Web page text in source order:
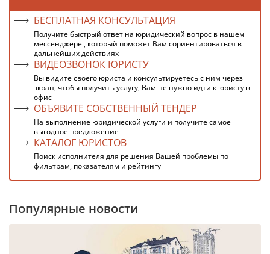
БЕСПЛАТНАЯ КОНСУЛЬТАЦИЯ
Получите быстрый ответ на юридический вопрос в нашем
мессенджере , который поможет Вам сориентироваться в
дальнейших действиях
ВИДЕОЗВОНОК ЮРИСТУ
Вы видите своего юриста и консультируетесь с ним через
экран, чтобы получить услугу, Вам не нужно идти к юристу в
офис
ОБЪЯВИТЕ СОБСТВЕННЫЙ ТЕНДЕР
На выполнение юридической услуги и получите самое
выгодное предложение
КАТАЛОГ ЮРИСТОВ
Поиск исполнителя для решения Вашей проблемы по
фильтрам, показателям и рейтингу
Популярные новости